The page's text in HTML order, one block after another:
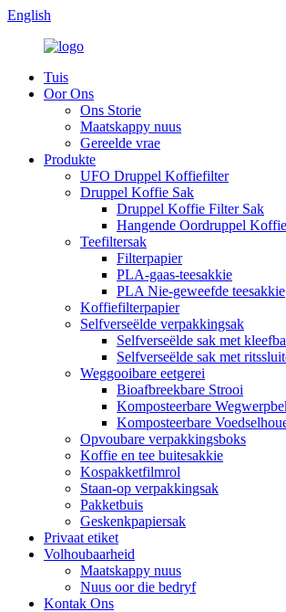
English
Tuis
Oor Ons
Ons Storie
Maatskappy nuus
Gereelde vrae
Produkte
UFO Druppel Koffiefilter
Druppel Koffie Sak
Druppel Koffie Filter Sak
Hangende Oordruppel
Teefiltersak
Filterpapier
PLA-gaas-teesakkie
PLA Nie-geweefde teesakkie
Koffiefilterpapier
Selfverseëlde verpakkingsak
Selfverseëlde sak met
Selfverseëlde sak met
Weggooibare eetgerei
Bioafbreekbare Strooi
Komposteerbare
Komposteerbare
Opvoubare verpakkingsboks
Koffie en tee buitesakkie
Kospakketfilmrol
Staan-op verpakkingsak
Pakketbuis
Geskenkpapiersak
Privaat etiket
Volhoubaarheid
Maatskappy nuus
Nuus oor die bedryf
Kontak Ons